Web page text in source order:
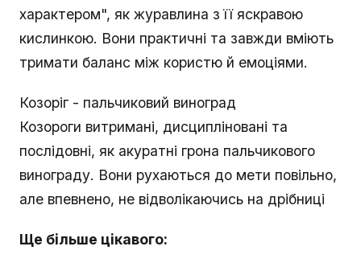
характером", як журавлина з її яскравою
кислинкою. Вони практичні та завжди вміють
тримати баланс між користю й емоціями.
Козоріг - пальчиковий виноград
Козороги витримані, дисципліновані та
послідовні, як акуратні грона пальчикового
винограду. Вони рухаються до мети повільно,
але впевнено, не відволікаючись на дрібниці
Ще більше цікавого: